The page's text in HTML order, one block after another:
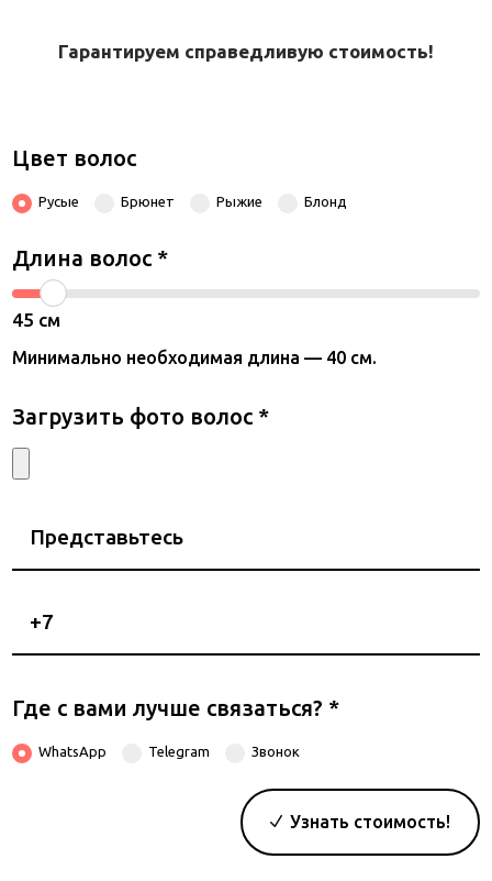
Гарантируем справедливую стоимость!
Цвет волос
Русые Брюнет Рыжие Блонд
Длина волос *
45 см
Минимально необходимая длина — 40 см.
Загрузить фото волос *
телефона
Где с вами лучше связаться? *
WhatsApp Telegram Звонок
Узнать стоимость!